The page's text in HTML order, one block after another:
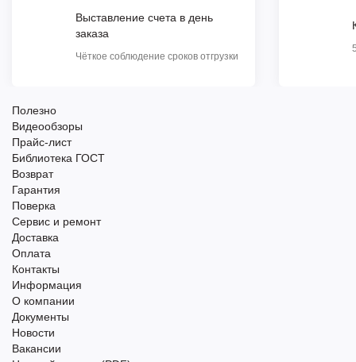
Выставление счета в день
заказа
Чёткое соблюдение сроков отгрузки
Полезно
Видеообзоры
Прайс-лист
Библиотека ГОСТ
Возврат
Гарантия
Поверка
Сервис и ремонт
Доставка
Оплата
Контакты
Информация
О компании
Документы
Новости
Вакансии